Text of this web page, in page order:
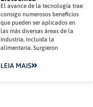
El avance de la tecnología trae
consigo numerosos beneficios
que pueden ser aplicados en
las más diversas áreas de la
industria, incluida la
alimentaria. Surgieron
LEIA MAIS